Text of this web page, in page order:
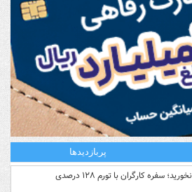
پربازدیدها
فریبِ «کاهش شتاب تورم» را نخورید؛ سفره کارگران با تورم ۱۲۸ درصدی